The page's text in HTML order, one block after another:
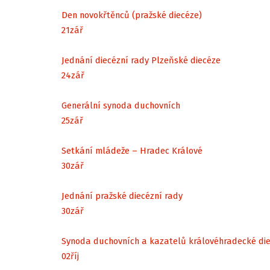
Den novokřtěnců (pražské diecéze)
21zář
Jednání diecézní rady Plzeňské diecéze
24zář
Generální synoda duchovních
25zář
Setkání mládeže – Hradec Králové
30zář
Jednání pražské diecézní rady
30zář
Synoda duchovních a kazatelů královéhradecké
02říj